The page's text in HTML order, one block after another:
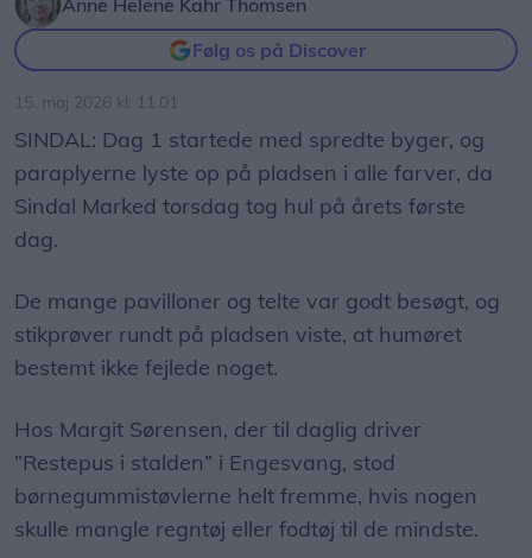
Følg os på Discover
15. maj 2026 kl. 11.01
SINDAL: Dag 1 startede med spredte byger, og
paraplyerne lyste op på pladsen i alle farver, da
Sindal Marked torsdag tog hul på årets første
dag.
De mange pavilloner og telte var godt besøgt, og
stikprøver rundt på pladsen viste, at humøret
bestemt ikke fejlede noget.
Hos Margit Sørensen, der til daglig driver
”Restepus i stalden” i Engesvang, stod
børnegummistøvlerne helt fremme, hvis nogen
skulle mangle regntøj eller fodtøj til de mindste.